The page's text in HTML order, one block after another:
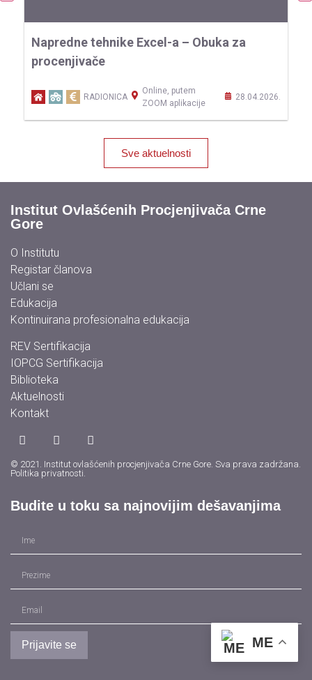
Napredne tehnike Excel-a – Obuka za
procenjivače
RADIONICA
Online, putem
ZOOM aplikacije
28.04.2026.
Sve aktuelnosti
Institut Ovlašćenih Procjenjivača Crne
Gore
O Institutu
Registar članova
Učlani se
Edukacija
Kontinuirana profesionalna edukacija
REV Sertifikacija
IOPCG Sertifikacija
Biblioteka
Aktuelnosti
Kontakt
© 2021. Institut ovlašćenih procjenjivača Crne Gore. Sva prava zadržana.
Politika privatnosti
Budite u toku sa najnovijim dešavanjima
Prijavite se ME